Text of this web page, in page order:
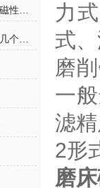
力
式
磨
一
滤
2形
磨